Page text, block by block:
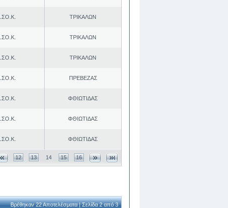
ΤΡΙΚΑΛΩΝ
ΤΡΙΚΑΛΩΝ
ΤΡΙΚΑΛΩΝ
ΠΡΕΒΕΖΑΣ
ΦΘΙΩΤΙΔΑΣ
ΦΘΙΩΤΙΔΑΣ
ΦΘΙΩΤΙΔΑΣ
12 13 14 15 16
Βρέθηκαν 22 Αποτελέσματα | Σελίδα 2 από 3